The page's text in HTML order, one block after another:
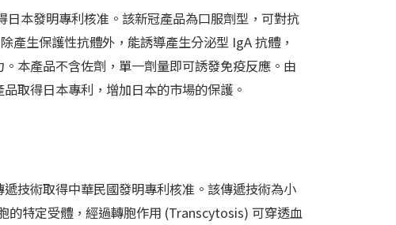
本發明專利核准。該新冠產品為口服劑型，可對抗
產生保護性抗體外，能誘導產生分泌型 IgA 抗體，
本產品不含佐劑，單一劑量即可誘發免疫反應。由
取得日本專利，增加日本的市場的保護。
技術取得中華民國發明專利核准。該傳遞技術為小
的特定受體，經過轉胞作用 (Transcytosis) 可穿透血